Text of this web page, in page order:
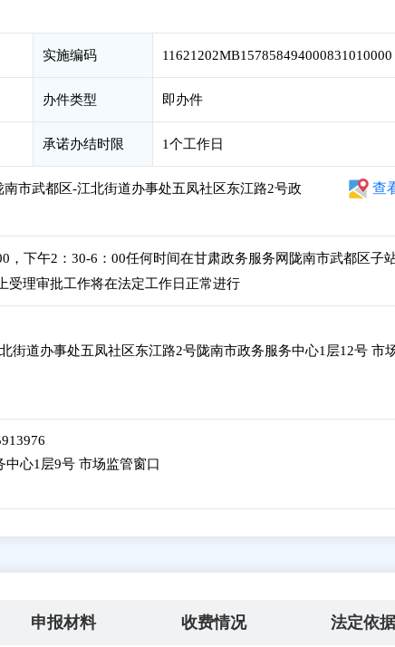
实施编码 11621202MB157858494000831010000
办件类型 即办件
承诺办结时限 1个工作日
市武都区-江北街道办事处五凤社区东江路2号政
查
，下午2：30-6：00任何时间在甘肃政务服务网陇南市武都区子
受理审批工作将在法定工作日正常进行
街道办事处五凤社区东江路2号陇南市政务服务中心1层12号 市
心1层9号 市场监管窗口
申报材料 收费情况 法定依